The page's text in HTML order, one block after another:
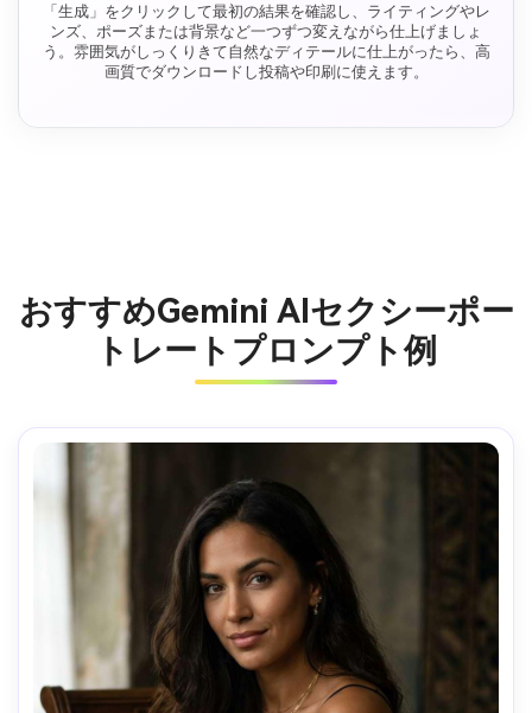
「生成」をクリックして最初の結果を確認し、ライティングやレ
ンズ、ポーズまたは背景など一つずつ変えながら仕上げましょ
う。雰囲気がしっくりきて自然なディテールに仕上がったら、高
画質でダウンロードし投稿や印刷に使えます。
おすすめGemini AIセクシーポー
トレートプロンプト例